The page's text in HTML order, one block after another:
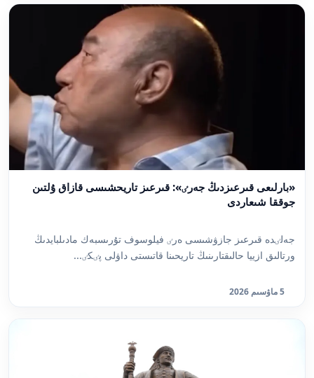
«بارلىعى قىرعىزدىڭ جەرٸ»: قىرعىز تاريحشىسى قازاق ۇلتىن
جوققا شىعاردى
جەلٸدە قىرعىز جازۋشىسى ەرٸ فيلوسوف تۇرىسبەك مادىلبايدىڭ
ورتالىق ازييا حالىقتارىنىڭ تاريحىنا قاتىستى داۋلى پٸكٸ...
5 ماۋسىم 2026